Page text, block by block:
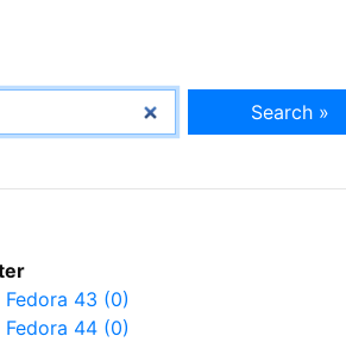
Search »
Fedora 43 (0)
Fedora 44 (0)